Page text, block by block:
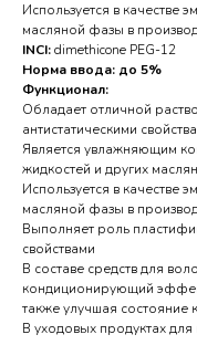
Используется в качестве
масляной фазы в
INCI:dimethicone PEG-12
Норма ввода: до 5%
Функционал:
Обладает отличной
антистатическими
Является увлажняющим
жидкостей и других
Используется в качестве
масляной фазы в
Выполняет роль
свойствами
В составе средств для
кондиционирующий
также улучшая состояние
В уходовых продуктах